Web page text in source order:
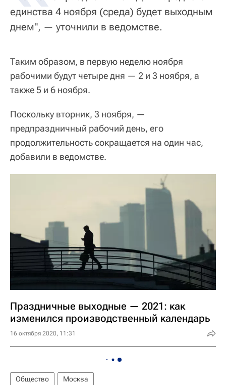
единства 4 ноября (среда) будет выходным
днем", — уточнили в ведомстве.
Таким образом, в первую неделю ноября
рабочими будут четыре дня — 2 и 3 ноября, а
также 5 и 6 ноября.
Поскольку вторник, 3 ноября, —
предпраздничный рабочий день, его
продолжительность сокращается на один час,
добавили в ведомстве.
Праздничные выходные — 2021: как
изменился производственный календарь
16 октября 2020, 11:31
Общество
Москва